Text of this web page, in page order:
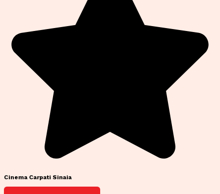
Cinema Carpati Sinaia